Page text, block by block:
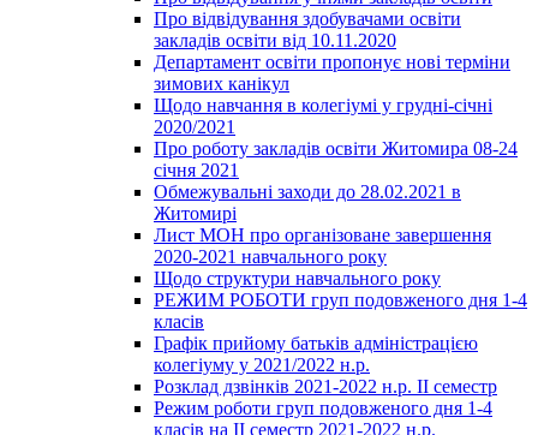
Про відвідування здобувачами освіти
закладів освіти від 10.11.2020
Департамент освіти пропонує нові терміни
зимових канікул
Щодо навчання в колегіумі у грудні-січні
2020/2021
Про роботу закладів освіти Житомира 08-24
січня 2021
Обмежувальні заходи до 28.02.2021 в
Житомирі
Лист МОН про організоване завершення
2020-2021 навчального року
Щодо структури навчального року
РЕЖИМ РОБОТИ груп подовженого дня 1-4
класів
Графік прийому батьків адміністрацією
колегіуму у 2021/2022 н.р.
Розклад дзвінків 2021-2022 н.р. ІІ семестр
Режим роботи груп подовженого дня 1-4
класів на ІІ семестр 2021-2022 н.р.